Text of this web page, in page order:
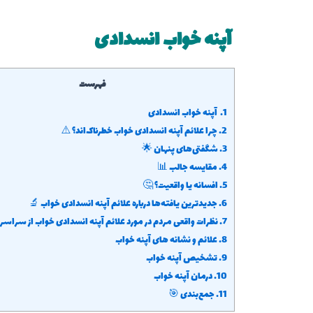
آپنه خواب انسدادی
فهرست
1. آپنه خواب انسدادی
2. چرا علائم آپنه انسدادی خواب خطرناک‌اند؟ ⚠️
3. شگفتی‌های پنهان 🌟
4. مقایسه جالب 📊
5. افسانه یا واقعیت؟ 🤔
6. جدیدترین یافته‌ها درباره علائم آپنه انسدادی خواب 🔬
7. نظرات واقعی مردم در مورد علائم آپنه انسدادی خواب از
8. علائم و نشانه های آپنه خواب
9. تشخیص آپنه خواب
10. درمان آپنه خواب
11. جمع‌بندی 🎯